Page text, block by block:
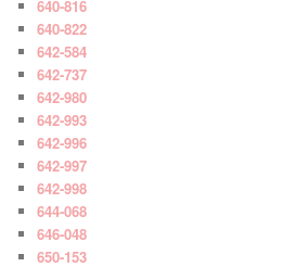
640-816
640-822
642-584
642-737
642-980
642-993
642-996
642-997
642-998
644-068
646-048
650-153